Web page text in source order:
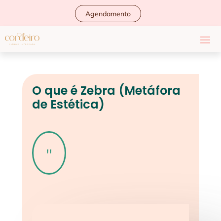
Agendamento
O que é Zebra (Metáfora
de Estética)
"